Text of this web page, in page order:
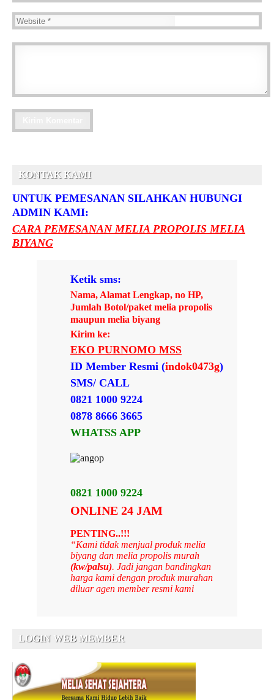
KONTAK KAMI
UNTUK PEMESANAN SILAHKAN HUBUNGI
ADMIN KAMI:
CARA PEMESANAN MELIA PROPOLIS MELIA
BIYANG
Ketik sms:
Nama, Alamat Lengkap, no HP,
Jumlah Botol/paket melia propolis
maupun melia biyang
Kirim ke:
EKO PURNOMO MSS
ID Member Resmi (indok0473g)
SMS/ CALL
0821 1000 9224
0878 8666 3665
WHATSS APP
0821 1000 9224
ONLINE 24 JAM
PENTING..!!!
“Kami tidak menjual produk melia
biyang dan melia propolis murah
(kw/palsu). Jadi jangan bandingkan
harga kami dengan produk murahan
diluar agen member resmi kami
LOGIN WEB MEMBER